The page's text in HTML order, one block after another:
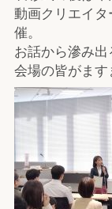
動画クリエイ
催。
お話から滲み
会場の皆がま